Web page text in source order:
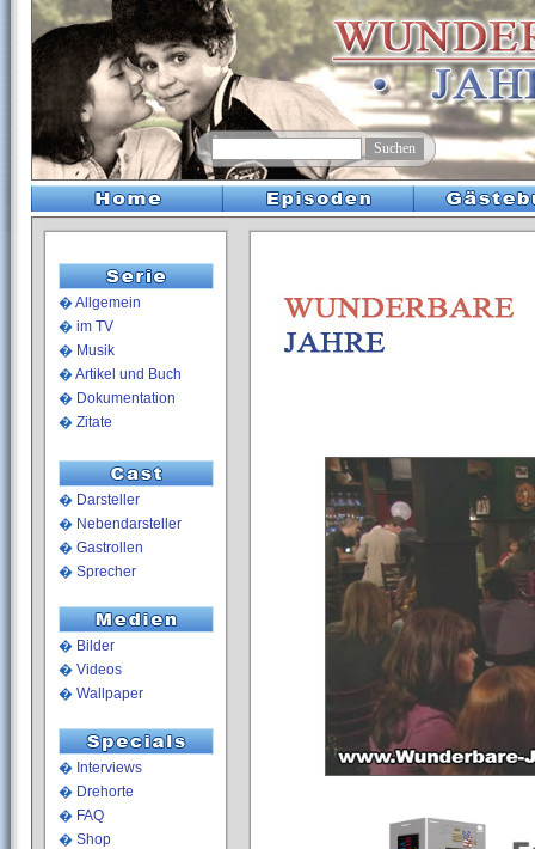
�Allgemein
� im TV
� Musik
�Artikel und Buch
� Dokumentation
� Zitate
� Darsteller
� Nebendarsteller
� Gastrollen
� Sprecher
� Bilder
� Videos
� Wallpaper
� Interviews
� Drehorte
� FAQ
� Shop